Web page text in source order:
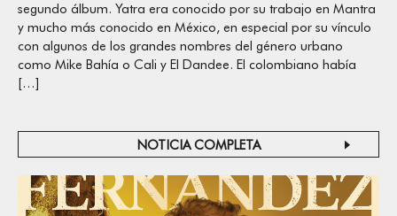
segundo álbum. Yatra era conocido por su trabajo en Mantra
y mucho más conocido en México, en especial por su vínculo
con algunos de los grandes nombres del género urbano
como Mike Bahía o Cali y El Dandee. El colombiano había
[…]
NOTICIA COMPLETA